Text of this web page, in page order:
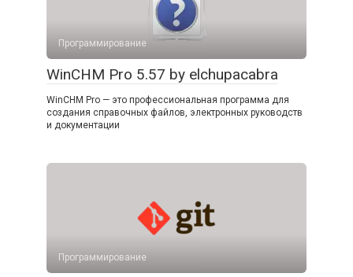
Программирование
WinCHM Pro 5.57 by elchupacabra
WinCHM Pro — это профессиональная программа для
создания справочных файлов, электронных руководств
и документации
Программирование